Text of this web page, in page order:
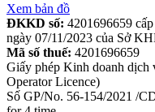
Xem bản đồ
ĐKKD số: 4201696659
ngày 07/11/2023 của Sở
Mã số thuế: 4201696659
Giấy phép Kinh doanh dịch
Operator Licence)
Số GP/No. 56-154/2021 /